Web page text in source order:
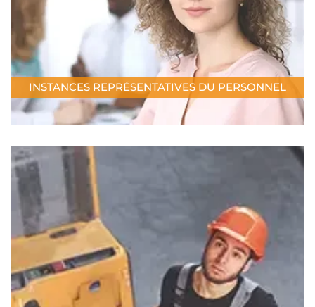
INSTANCES REPRÉSENTATIVES DU PERSONNEL